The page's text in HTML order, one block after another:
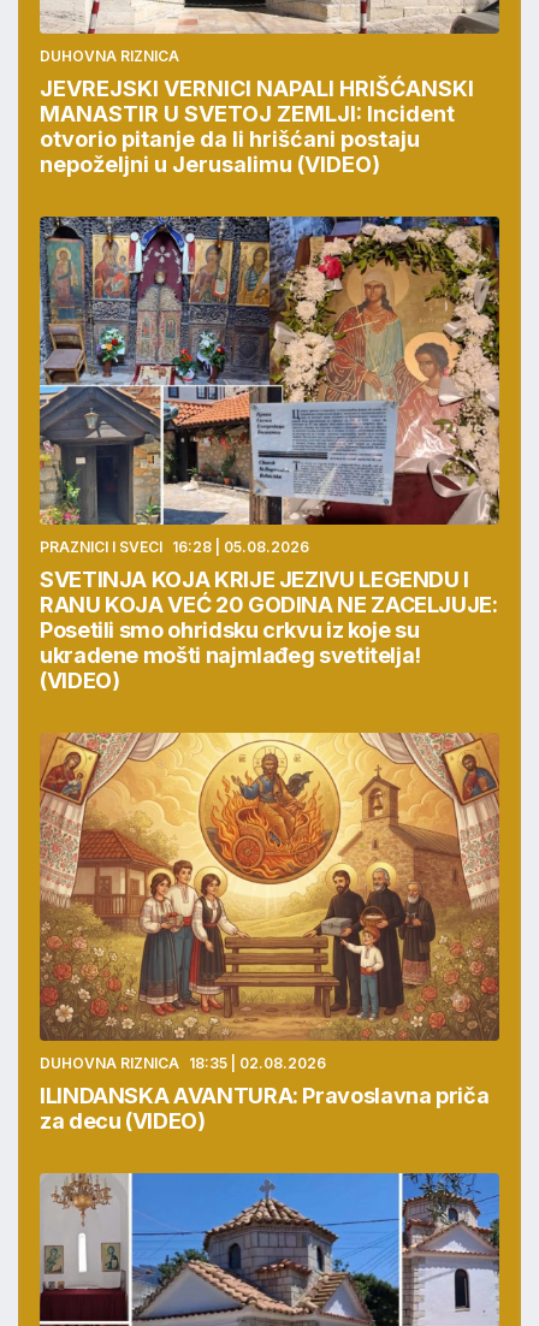
DUHOVNA RIZNICA
JEVREJSKI VERNICI NAPALI HRIŠĆANSKI
MANASTIR U SVETOJ ZEMLJI: Incident
otvorio pitanje da li hrišćani postaju
nepoželjni u Jerusalimu (VIDEO)
PRAZNICI I SVECI 16:28 | 05.08.2026
SVETINJA KOJA KRIJE JEZIVU LEGENDU I
RANU KOJA VEĆ 20 GODINA NE ZACELJUJE:
Posetili smo ohridsku crkvu iz koje su
ukradene mošti najmlađeg svetitelja!
(VIDEO)
DUHOVNA RIZNICA 18:35 | 02.08.2026
ILINDANSKA AVANTURA: Pravoslavna priča
za decu (VIDEO)